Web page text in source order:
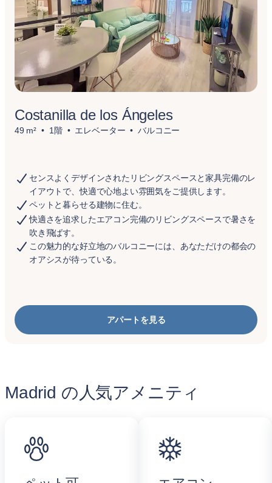
Costanilla de los Ángeles
49 m² 1階 エレベーター バルコニー
センスよくデザインされたリビングスペースと家具完備のレ
イアウトで、快適で心地よい雰囲気をご提供します。
ペットと暮らせる建物に住む。
快適さを追求したエアコン完備のリビングスペースで暑さを
吹き飛ばす。
この魅力的な好立地のバルコニーには、あなただけの都会の
オアシスが待っている。
アパートを見る
Madrid の人気アメニティ